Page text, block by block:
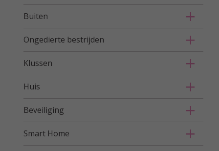
Buiten
Ongedierte bestrijden
Klussen
Huis
Beveiliging
Smart Home